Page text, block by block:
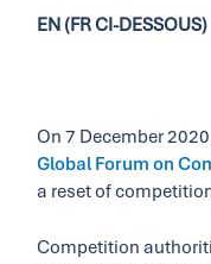
EN (FR CI-DESSOUS)
On 7 December
Global Forum on
a reset of
Competition